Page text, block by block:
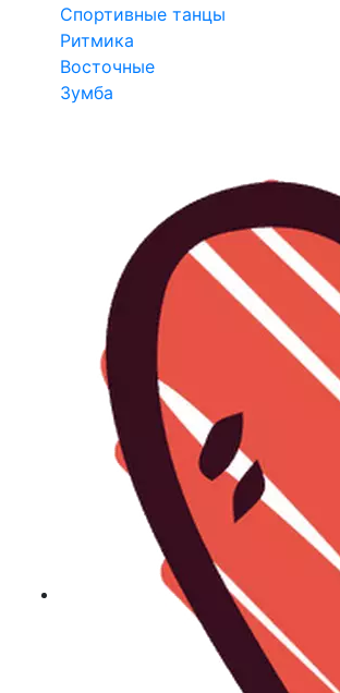
Спортивные танцы
Ритмика
Восточные
Зумба